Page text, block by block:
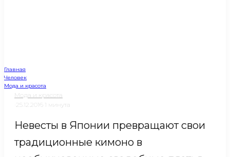
Главная
Человек
Мода и красота
Мода и красота
25.12.2016 1 минута
Невесты в Японии превращают свои
традиционные кимоно в